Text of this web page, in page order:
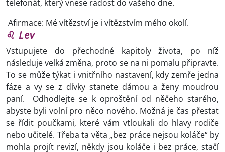
telefonát, který vnese radost do vašeho dne.
Afirmace: Mé vítězství je i vítězstvím mého okolí.
♌ Lev
Vstupujete do přechodné kapitoly života, po níž
následuje velká změna, proto se na ni pomalu připravte.
To se může týkat i vnitřního nastavení, kdy zemře jedna
fáze a vy se z dívky stanete dámou a ženy moudrou
paní. Odhodlejte se k oproštění od něčeho starého,
abyste byli volní pro něco nového. Možná je čas přestat
se řídit poučkami, které vám vtloukali do hlavy rodiče
nebo učitelé. Třeba ta věta „bez práce nejsou koláče“ by
mohla projít revizí, někdy jsou koláče i bez práce, stačí